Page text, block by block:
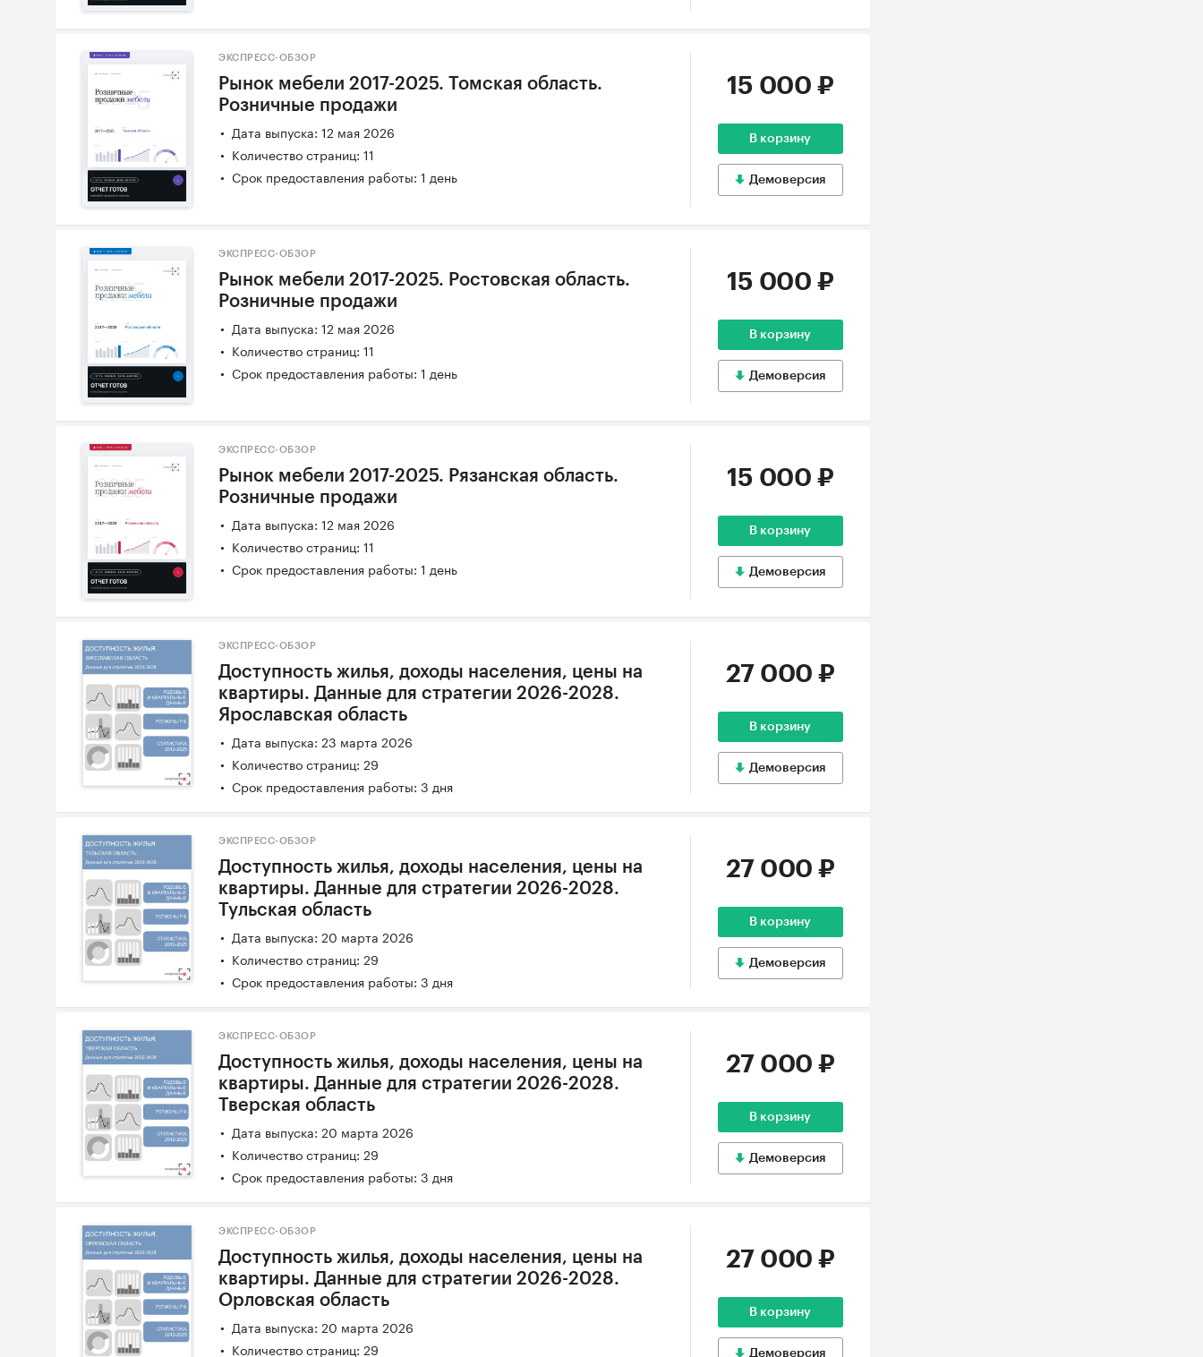
ЭКСПРЕСС-ОБЗОР
Рынок мебели 2017-2025. Томская область.
Розничные продажи
Дата выпуска: 12 мая 2026
Количество страниц: 11
Срок предоставления работы: 1 день
15 000 ₽
В корзину
Демоверсия
ЭКСПРЕСС-ОБЗОР
Рынок мебели 2017-2025. Ростовская область.
Розничные продажи
Дата выпуска: 12 мая 2026
Количество страниц: 11
Срок предоставления работы: 1 день
15 000 ₽
В корзину
Демоверсия
ЭКСПРЕСС-ОБЗОР
Рынок мебели 2017-2025. Рязанская область.
Розничные продажи
Дата выпуска: 12 мая 2026
Количество страниц: 11
Срок предоставления работы: 1 день
15 000 ₽
В корзину
Демоверсия
ЭКСПРЕСС-ОБЗОР
Доступность жилья, доходы населения, цены на
квартиры. Данные для стратегии 2026-2028.
Ярославская область
Дата выпуска: 23 марта 2026
Количество страниц: 29
Срок предоставления работы: 3 дня
27 000 ₽
В корзину
Демоверсия
ЭКСПРЕСС-ОБЗОР
Доступность жилья, доходы населения, цены на
квартиры. Данные для стратегии 2026-2028.
Тульская область
Дата выпуска: 20 марта 2026
Количество страниц: 29
Срок предоставления работы: 3 дня
27 000 ₽
В корзину
Демоверсия
ЭКСПРЕСС-ОБЗОР
Доступность жилья, доходы населения, цены на
квартиры. Данные для стратегии 2026-2028.
Тверская область
Дата выпуска: 20 марта 2026
Количество страниц: 29
Срок предоставления работы: 3 дня
27 000 ₽
В корзину
Демоверсия
ЭКСПРЕСС-ОБЗОР
Доступность жилья, доходы населения, цены на
квартиры. Данные для стратегии 2026-2028.
Орловская область
Дата выпуска: 20 марта 2026
Количество страниц: 29
27 000 ₽
В корзину
Демоверсия